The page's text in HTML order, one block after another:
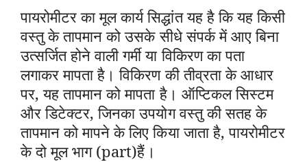
पायरोमीटर का मूल कार्य सिद्धांत यह है कि यह किसी
वस्तु के तापमान को उसके सीधे संपर्क में आए बिना
उत्सर्जित होने वाली गर्मी या विकिरण का पता
लगाकर मापता है। विकिरण की तीव्रता के आधार
पर, यह तापमान को मापता है। ऑप्टिकल सिस्टम
और डिटेक्टर, जिनका उपयोग वस्तु की सतह के
तापमान को मापने के लिए किया जाता है, पायरोमीटर
के दो मूल भाग (part)हैं।